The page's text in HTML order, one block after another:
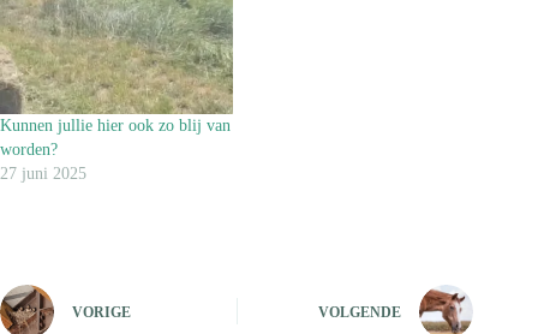
Kunnen jullie hier ook zo blij van
worden?
27 juni 2025
VORIGE VOLGENDE